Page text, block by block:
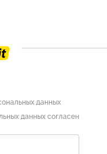
данных
данных согласен